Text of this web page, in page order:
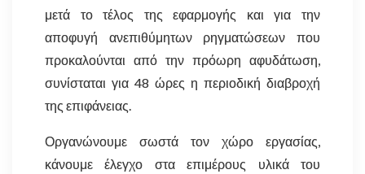
μετά το τέλος της εφαρμογής και για την
αποφυγή ανεπιθύμητων ρηγματώσεων που
προκαλούνται από την πρόωρη αφυδάτωση,
συνίσταται για 48 ώρες η περιοδική διαβροχή
της επιφάνειας.
Οργανώνουμε σωστά τον χώρο εργασίας,
κάνουμε έλεγχο στα επιμέρους υλικά του